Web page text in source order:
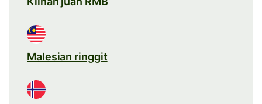
Malesian ringgit